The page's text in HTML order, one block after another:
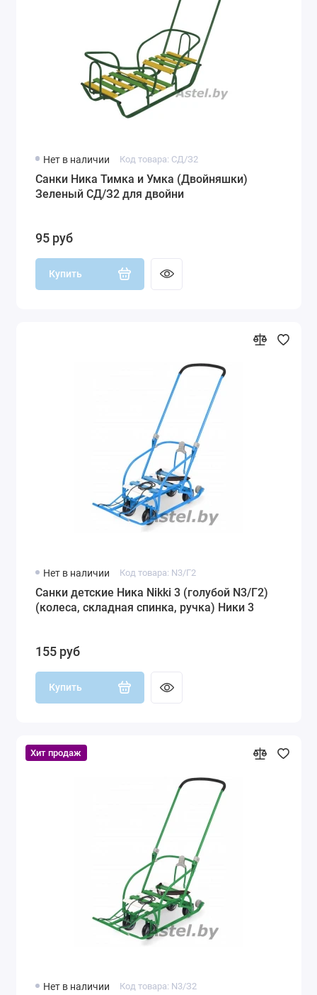
Нет в наличии Код товара: СД/З2
Санки Ника Тимка и Умка (Двойняшки)
Зеленый СД/З2 для двойни
95 руб
Купить
Нет в наличии Код товара: N3/Г2
Санки детские Ника Nikki 3 (голубой N3/Г2)
(колеса, складная спинка, ручка) Ники 3
155 руб
Купить
Хит продаж
Нет в наличии Код товара: N3/З2